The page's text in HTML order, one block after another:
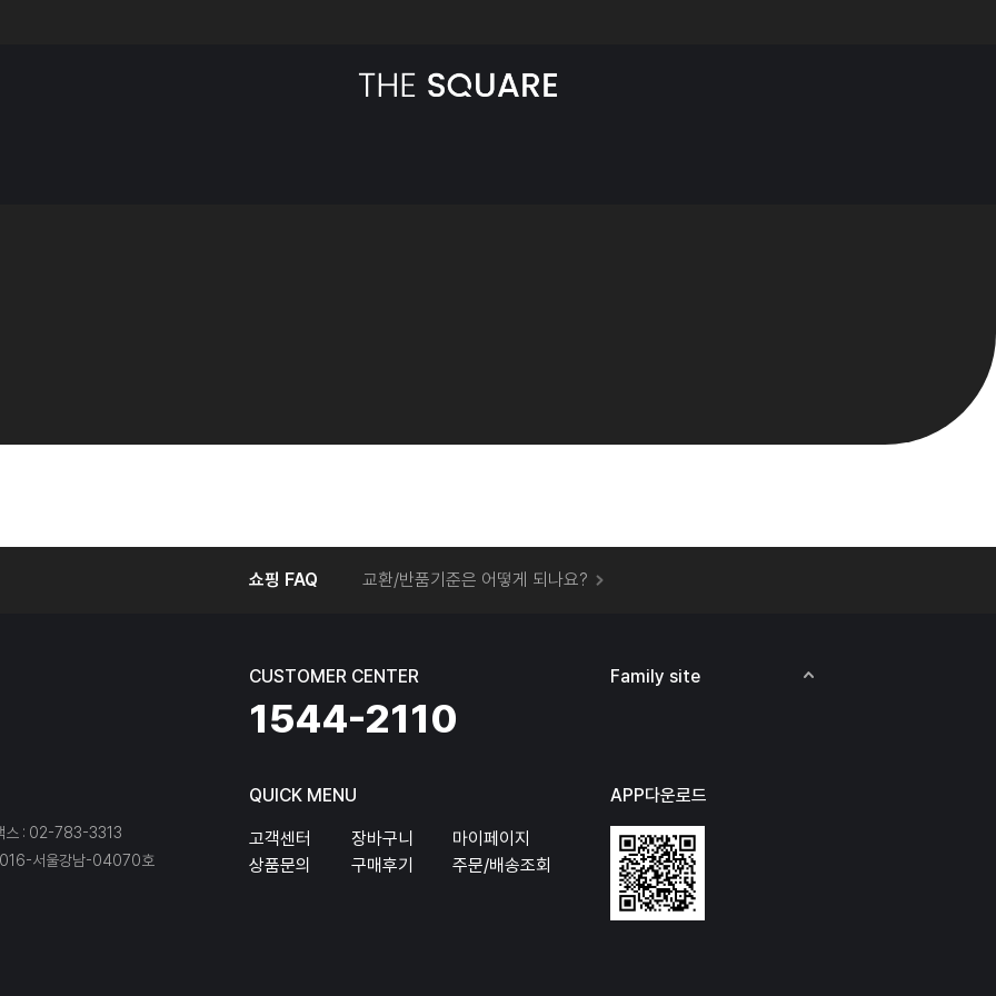
쇼핑 FAQ
온라인에서 주문 후 오프라인 매장에서 상품을 수령할 수 있나요?
교환/반품기준은 어떻게 되나요?
온라인에서 구매한 상품 오프라인에서 반품이 가능한가요?
스 : 02-783-3313
서울강남-04070호
CUSTOMER CENTER
1544-2110
Family site
QUICK MENU
고객센터 장바구니
마이페이지
상품문의
구매후기 주문/배송조회
APP다운로드